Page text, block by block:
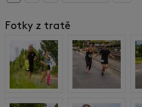
Fotky z tratě